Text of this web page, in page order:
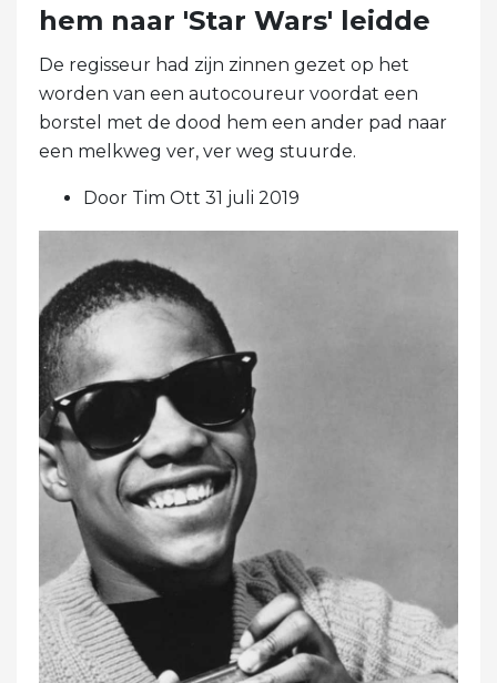
hem naar 'Star Wars' leidde
De regisseur had zijn zinnen gezet op het
worden van een autocoureur voordat een
borstel met de dood hem een ​​ander pad naar
een melkweg ver, ver weg stuurde.
Door Tim Ott 31 juli 2019